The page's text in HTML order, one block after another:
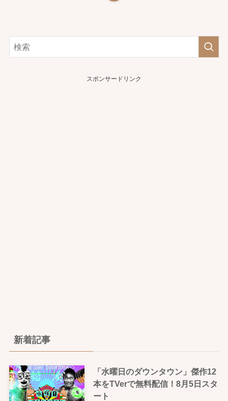
スポンサードリンク
新着記事
「水曜日のダウンタウン」傑作12
本をTVerで無料配信！8月5日スタ
ート